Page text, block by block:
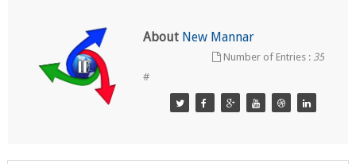
About New Mannar
Number of Entries : 35
#